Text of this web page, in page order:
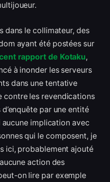
dans le collimateur, des
ayant été postées sur
rapport de Kotaku,
à inonder les serveurs
dans une tentative
contre les revendications
par une entité
aucune implication avec
qui le composent, je
ici, probablement ajouté
action des
on lire par exemple